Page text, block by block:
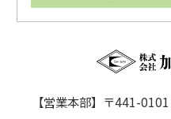
【営業本部】〒441-